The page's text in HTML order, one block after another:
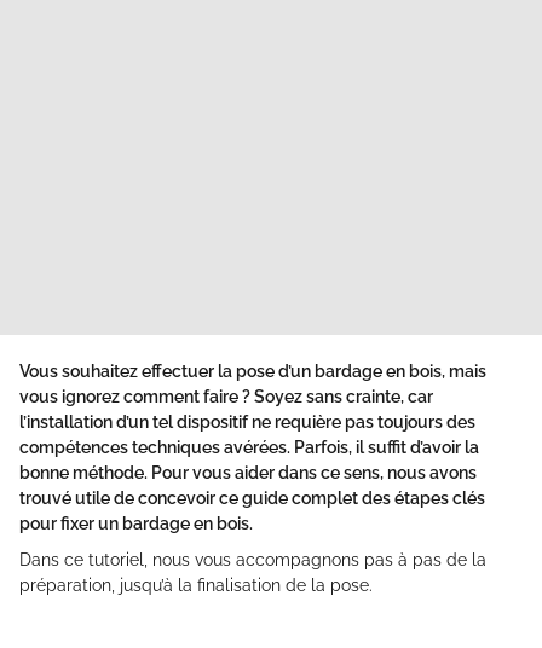
Vous souhaitez effectuer la pose d’un bardage en bois, mais
vous ignorez comment faire ? Soyez sans crainte, car
l’installation d’un tel dispositif ne requière pas toujours des
compétences techniques avérées. Parfois, il suffit d’avoir la
bonne méthode. Pour vous aider dans ce sens, nous avons
trouvé utile de concevoir ce guide complet des étapes clés
pour fixer un bardage en bois.
Dans ce tutoriel, nous vous accompagnons pas à pas de la
préparation, jusqu’à la finalisation de la pose.